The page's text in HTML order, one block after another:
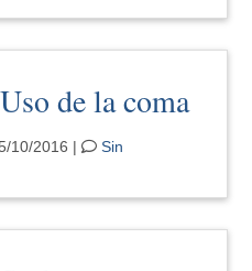
de la coma
10/2016 |
Sin